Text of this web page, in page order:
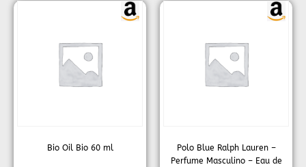
Bio Oil Bio 60 ml
Polo Blue Ralph Lauren –
Perfume Masculino – Eau de